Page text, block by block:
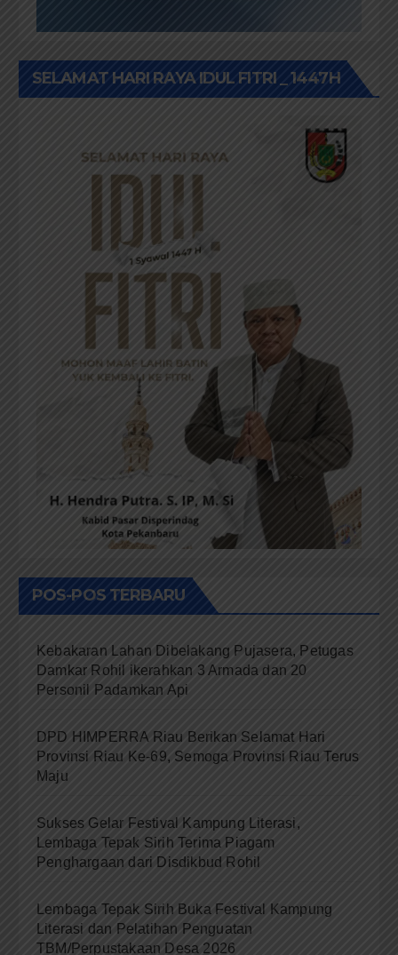
SELAMAT HARI RAYA IDUL FITRI _ 1447H
POS-POS TERBARU
Kebakaran Lahan Dibelakang Pujasera, Petugas
Damkar Rohil ikerahkan 3 Armada dan 20
Personil Padamkan Api
DPD HIMPERRA Riau Berikan Selamat Hari
Provinsi Riau Ke-69, Semoga Provinsi Riau Terus
Maju
Sukses Gelar Festival Kampung Literasi,
Lembaga Tepak Sirih Terima Piagam
Penghargaan dari Disdikbud Rohil
Lembaga Tepak Sirih Buka Festival Kampung
Literasi dan Pelatihan Penguatan
TBM/Perpustakaan Desa 2026